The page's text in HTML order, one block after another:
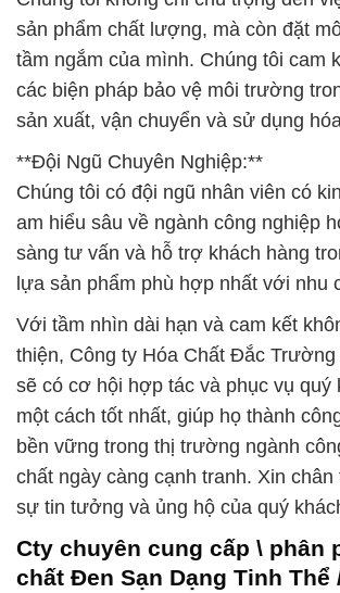
sản phẩm chất lượng, mà còn đặt
tầm ngắm của mình. Chúng tôi cam
các biện pháp bảo vệ môi trường
sản xuất, vận chuyển và sử dụng
**Đội Ngũ Chuyên Nghiệp:**
Chúng tôi có đội ngũ nhân viên có
am hiểu sâu về ngành công nghiệp
sàng tư vấn và hỗ trợ khách hàng
lựa sản phẩm phù hợp nhất với nhu
Với tầm nhìn dài hạn và cam kết
thiện, Công ty Hóa Chất Đắc Trường
sẽ có cơ hội hợp tác và phục vụ quý
một cách tốt nhất, giúp họ thành
bền vững trong thị trường ngành
chất ngày càng cạnh tranh. Xin
sự tin tưởng và ủng hộ của quý
Cty chuyên cung cấp \ phân
chất Ðen Sạn Dạng Tinh Thể